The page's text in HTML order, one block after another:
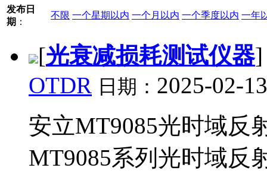
发布日
期 ：
不限 一个星期以内 一个月以内 一个季度以内 一年
[光衰减损耗测试仪器
OTDR 日期： 2025-02-
安立MT9085光时域反
MT9085系列光时域反